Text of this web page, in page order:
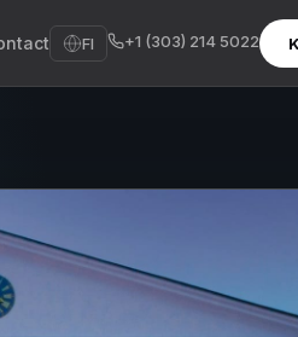
FI +1 (303) 214 5022